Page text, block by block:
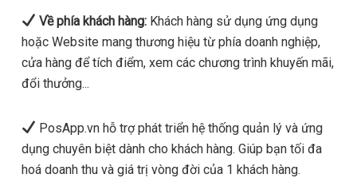
Về phía khách hàng: Khách hàng sử dụng ứng dụng
hoặc Website mang thương hiệu từ phía doanh nghiệp,
cửa hàng để tích điểm, xem các chương trình khuyến mãi,
đổi thưởng...
PosApp.vn hỗ trợ phát triển hệ thống quản lý và ứng
dụng chuyên biệt dành cho khách hàng. Giúp bạn tối đa
hoá doanh thu và giá trị vòng đời của 1 khách hàng.